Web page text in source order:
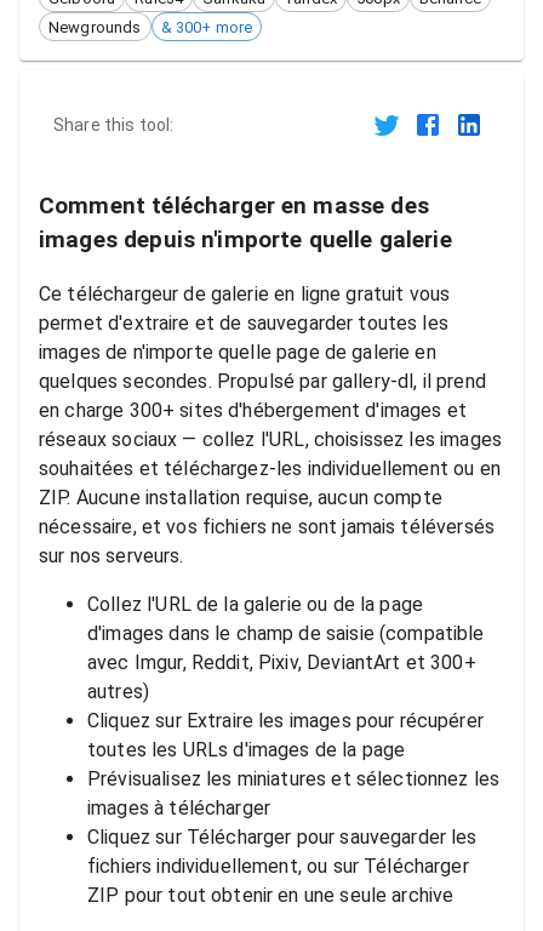
Newgrounds
& 300+ more
Share this tool:
Comment télécharger en masse des
images depuis n'importe quelle galerie
Ce téléchargeur de galerie en ligne gratuit vous
permet d'extraire et de sauvegarder toutes les
images de n'importe quelle page de galerie en
quelques secondes. Propulsé par gallery-dl, il prend
en charge 300+ sites d'hébergement d'images et
réseaux sociaux — collez l'URL, choisissez les images
souhaitées et téléchargez-les individuellement ou en
ZIP. Aucune installation requise, aucun compte
nécessaire, et vos fichiers ne sont jamais téléversés
sur nos serveurs.
Collez l'URL de la galerie ou de la page
d'images dans le champ de saisie (compatible
avec Imgur, Reddit, Pixiv, DeviantArt et 300+
autres)
Cliquez sur Extraire les images pour récupérer
toutes les URLs d'images de la page
Prévisualisez les miniatures et sélectionnez les
images à télécharger
Cliquez sur Télécharger pour sauvegarder les
fichiers individuellement, ou sur Télécharger
ZIP pour tout obtenir en une seule archive